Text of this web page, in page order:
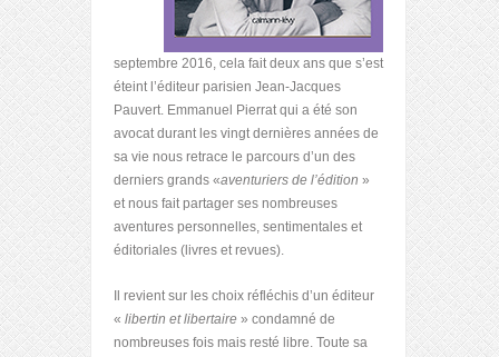
septembre 2016, cela fait deux ans que s’est
éteint l’éditeur parisien Jean-Jacques
Pauvert. Emmanuel Pierrat qui a été son
avocat durant les vingt dernières années de
sa vie nous retrace le parcours d’un des
derniers grands «aventuriers de l’édition »
et nous fait partager ses nombreuses
aventures personnelles, sentimentales et
éditoriales (livres et revues).
Il revient sur les choix réfléchis d’un éditeur
« libertin et libertaire » condamné de
nombreuses fois mais resté libre. Toute sa